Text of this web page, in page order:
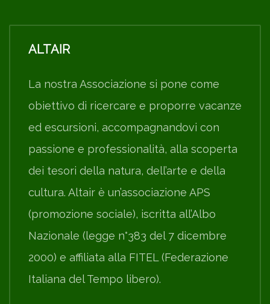
ALTAIR
La nostra Associazione si pone come
obiettivo di ricercare e proporre vacanze
ed escursioni, accompagnandovi con
passione e professionalità, alla scoperta
dei tesori della natura, dell’arte e della
cultura. Altair è un’associazione APS
(promozione sociale), iscritta all’Albo
Nazionale (legge n°383 del 7 dicembre
2000) e affiliata alla FITEL (Federazione
Italiana del Tempo libero).